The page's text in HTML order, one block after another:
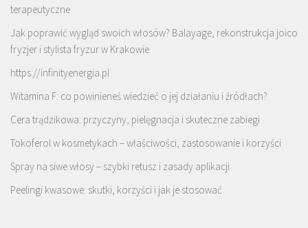
terapeutyczne
Jak poprawić wygląd swoich włosów? Balayage, rekonstrukcja joico
fryzjer i stylista fryzur w Krakowie
https://infinityenergia.pl
Witamina F: co powinieneś wiedzieć o jej działaniu i źródłach?
Cera trądzikowa: przyczyny, pielęgnacja i skuteczne zabiegi
Tokoferol w kosmetykach – właściwości, zastosowanie i korzyści
Spray na siwe włosy – szybki retusz i zasady aplikacji
Peelingi kwasowe: skutki, korzyści i jak je stosować